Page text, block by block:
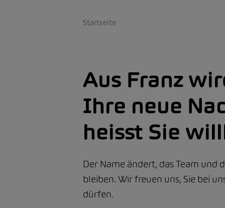
Startseite
Aus Franz
Ihre neue
heisst Sie
Der Name ändert, das Team und
bleiben. Wir freuen uns, Sie bei
dürfen.